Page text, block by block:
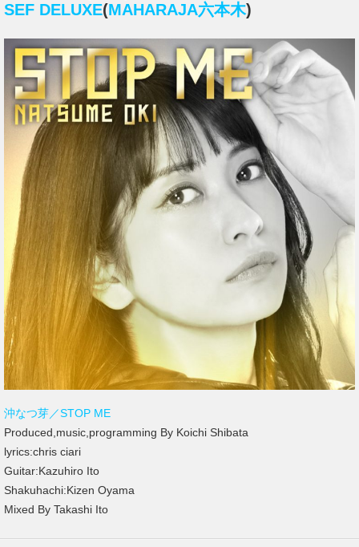
SEF DELUXE(MAHARAJA六本木)
沖なつ芽／STOP ME
Produced,music,programming By Koichi Shibata
lyrics:chris ciari
Guitar:Kazuhiro Ito
Shakuhachi:Kizen Oyama
Mixed By Takashi Ito